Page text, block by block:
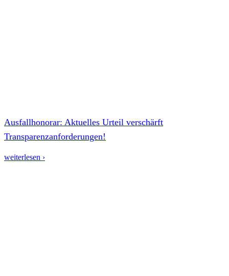
Ausfallhonorar: Aktuelles Urteil verschärft
Transparenzanforderungen!
weiterlesen ›